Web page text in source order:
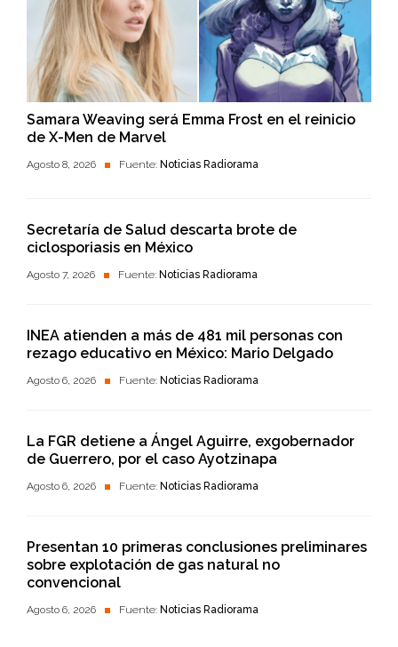
Samara Weaving será Emma Frost en el reinicio
de X-Men de Marvel
Agosto 8, 2026 Fuente: Noticias Radiorama
Secretaría de Salud descarta brote de
ciclosporiasis en México
Agosto 7, 2026 Fuente: Noticias Radiorama
INEA atienden a más de 481 mil personas con
rezago educativo en México: Mario Delgado
Agosto 6, 2026 Fuente: Noticias Radiorama
La FGR detiene a Ángel Aguirre, exgobernador
de Guerrero, por el caso Ayotzinapa
Agosto 6, 2026 Fuente: Noticias Radiorama
Presentan 10 primeras conclusiones preliminares
sobre explotación de gas natural no
convencional
Agosto 6, 2026 Fuente: Noticias Radiorama